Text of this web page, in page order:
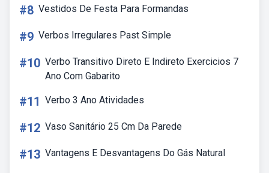
#8 Vestidos De Festa Para Formandas
#9 Verbos Irregulares Past Simple
#10 Verbo Transitivo Direto E Indireto Exercicios 7
Ano Com Gabarito
#11 Verbo 3 Ano Atividades
#12 Vaso Sanitário 25 Cm Da Parede
#13 Vantagens E Desvantagens Do Gás Natural